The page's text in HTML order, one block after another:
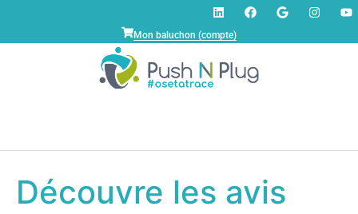
Mon baluchon (compte)
Découvre les avis